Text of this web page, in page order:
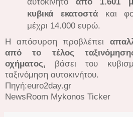
κυβικά εκατοστάκαι
μέχρι 14.000 ευρώ.
Η απόσυρση προβλέπει
από το τέλος
οχήματος, βάσει του
ταξινόμηση αυτοκινήτου.
Πηγή:euro2day.gr
NewsRoom Mykonos Ticker